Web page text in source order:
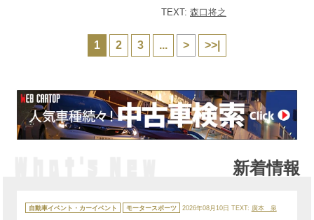
TEXT: 森口将之
1 2 3 ... > >>|
新着情報
テ
ゴ
自動車イベント・カーイベント モータースポーツ 2026年08月10日 TEXT: 廣本 泉